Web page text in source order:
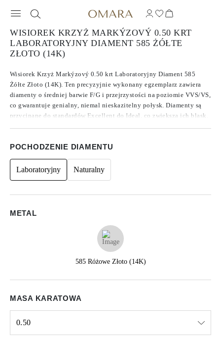
WISIOREK KRZYŻ MARKÝZOVÝ 0.50 KRT
LABORATORYJNY DIAMENT 585 ŻÓŁTE
ZŁOTO (14K)
Wisiorek Krzyż Markýzový 0.50 krt Laboratoryjny Diament 585
Żółte Złoto (14K). Ten precyzyjnie wykonany egzemplarz zawiera
diamenty o średniej barwie F/G i przejrzystości na poziomie VVS/VS,
co gwarantuje genialny, niemal nieskazitelny połysk. Diamenty są
przycinane do standardów Excellent do Ideal, co zwiększa ich blask.
POCHODZENIE DIAMENTU
Laboratoryjny Naturalny
METAL
585 Różowe Złoto (14K)
MASA KARATOWA
0.50